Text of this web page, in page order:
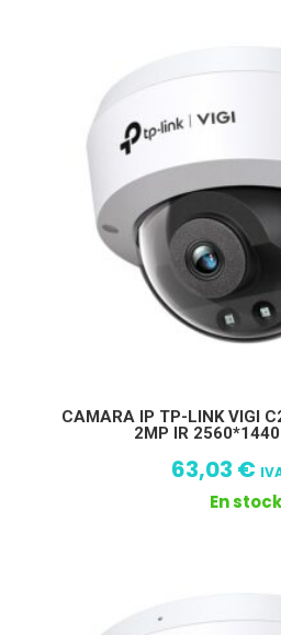
CAMARA IP TP-LINK VIGI
2MP IR
63,03 €
En stock